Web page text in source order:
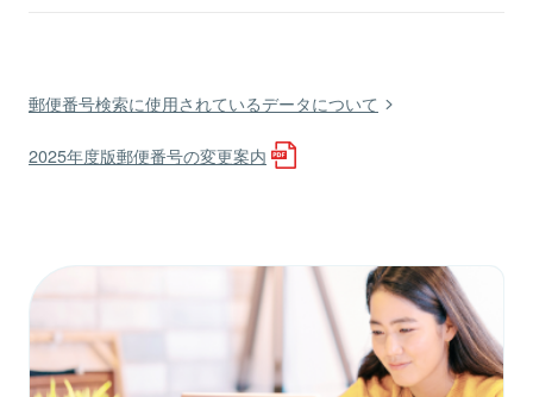
郵便番号検索に使用されているデータについて
2025年度版郵便番号の変更案内